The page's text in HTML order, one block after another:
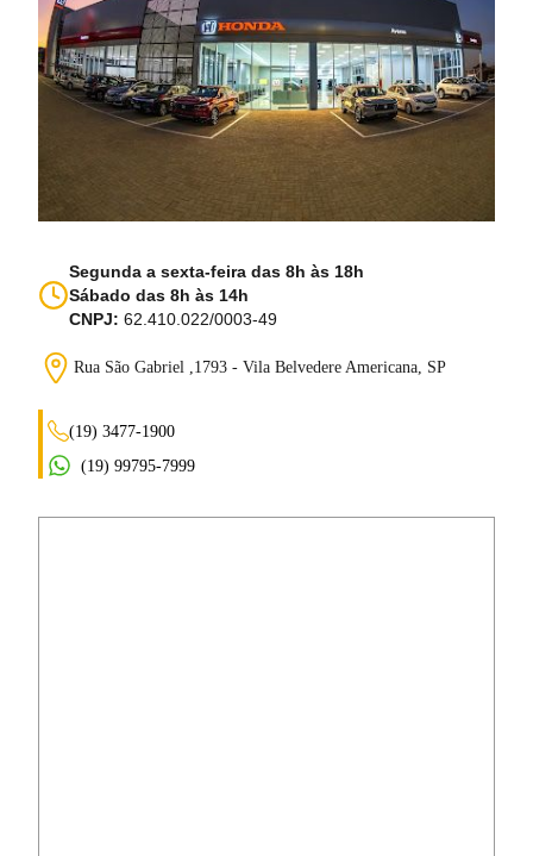
Segunda a sexta-feira das 8h às 18h
Sábado das 8h às 14h
CNPJ: 62.410.022/0003-49
Rua São Gabriel ,1793 - Vila Belvedere Americana, SP
(19) 3477-1900
(19) 99795-7999